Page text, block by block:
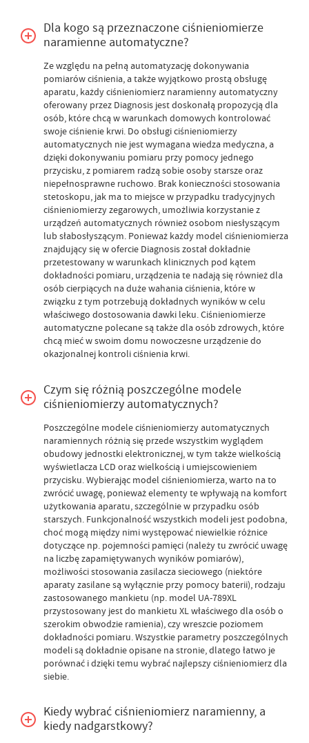
Dla kogo są przeznaczone ciśnieniomierze
naramienne automatyczne?
Ze względu na pełną automatyzację dokonywania
pomiarów ciśnienia, a także wyjątkowo prostą obsługę
aparatu, każdy ciśnieniomierz naramienny automatyczny
oferowany przez Diagnosis jest doskonałą propozycją dla
osób, które chcą w warunkach domowych kontrolować
swoje ciśnienie krwi. Do obsługi ciśnieniomierzy
automatycznych nie jest wymagana wiedza medyczna, a
dzięki dokonywaniu pomiaru przy pomocy jednego
przycisku, z pomiarem radzą sobie osoby starsze oraz
niepełnosprawne ruchowo. Brak konieczności stosowania
stetoskopu, jak ma to miejsce w przypadku tradycyjnych
ciśnieniomierzy zegarowych, umożliwia korzystanie z
urządzeń automatycznych również osobom niesłyszącym
lub słabosłyszącym. Ponieważ każdy model ciśnieniomierza
znajdujący się w ofercie Diagnosis został dokładnie
przetestowany w warunkach klinicznych pod kątem
dokładności pomiaru, urządzenia te nadają się również dla
osób cierpiących na duże wahania ciśnienia, które w
związku z tym potrzebują dokładnych wyników w celu
właściwego dostosowania dawki leku. Ciśnieniomierze
automatyczne polecane są także dla osób zdrowych, które
chcą mieć w swoim domu nowoczesne urządzenie do
okazjonalnej kontroli ciśnienia krwi.
Czym się różnią poszczególne modele
ciśnieniomierzy automatycznych?
Poszczególne modele ciśnieniomierzy automatycznych
naramiennych różnią się przede wszystkim wyglądem
obudowy jednostki elektronicznej, w tym także wielkością
wyświetlacza LCD oraz wielkością i umiejscowieniem
przycisku. Wybierając model ciśnieniomierza, warto na to
zwrócić uwagę, ponieważ elementy te wpływają na komfort
użytkowania aparatu, szczególnie w przypadku osób
starszych. Funkcjonalność wszystkich modeli jest podobna,
choć mogą między nimi występować niewielkie różnice
dotyczące np. pojemności pamięci (należy tu zwrócić uwagę
na liczbę zapamiętywanych wyników pomiarów),
możliwości stosowania zasilacza sieciowego (niektóre
aparaty zasilane są wyłącznie przy pomocy baterii), rodzaju
zastosowanego mankietu (np. model UA-789XL
przystosowany jest do mankietu XL właściwego dla osób o
szerokim obwodzie ramienia), czy wreszcie poziomem
dokładności pomiaru. Wszystkie parametry poszczególnych
modeli są dokładnie opisane na stronie, dlatego łatwo je
porównać i dzięki temu wybrać najlepszy ciśnieniomierz dla
siebie.
Kiedy wybrać ciśnieniomierz naramienny, a
kiedy nadgarstkowy?